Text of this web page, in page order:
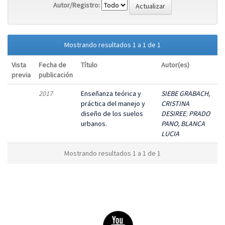
Autor/Registro:
Mostrando resultados 1 a 1 de 1
Vista
previa
Fecha de
publicación
Título Autor(es)
2017
Enseñanza teórica y
práctica del manejo y
diseño de los suelos
urbanos.
SIEBE GRABACH,
CRISTINA
DESIREE;PRADO
PANO, BLANCA
LUCIA
Mostrando resultados 1 a 1 de 1